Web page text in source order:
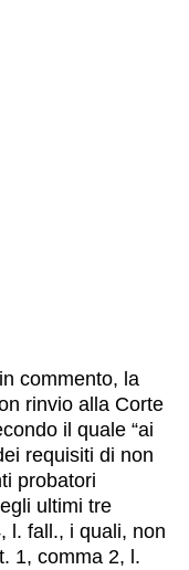
commento, la
rinvio alla Corte
il quale “ai
requisiti di non
probatori
ultimi tre
l. fall., i quali, non
1, comma 2, l.